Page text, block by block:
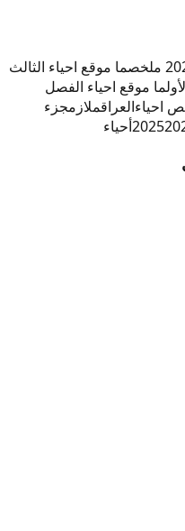
ما موقع احياء الثالث
ما موقع احياء الفصل
احياءالعراقملازمجزء
2025أحياء